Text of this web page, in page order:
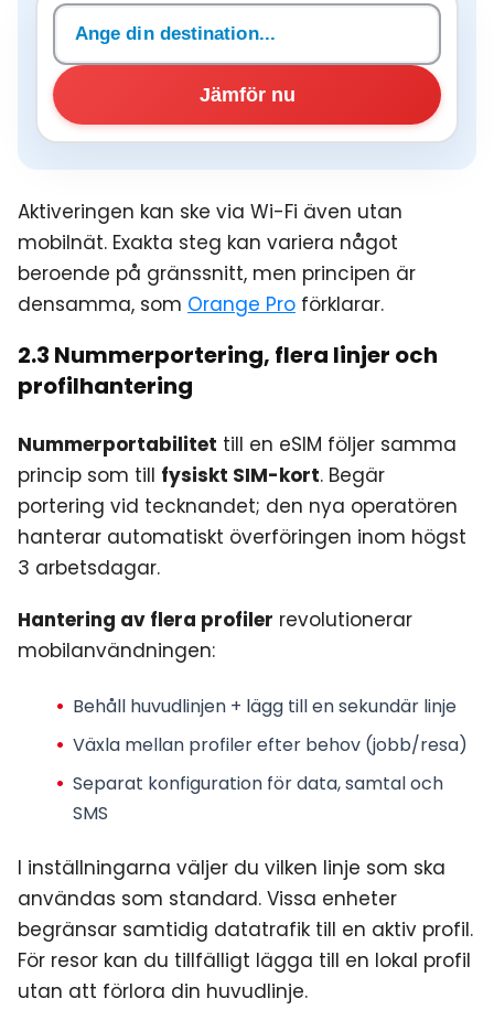
Sök destination
Jämför nu
Aktiveringen kan ske via Wi-Fi även utan
mobilnät. Exakta steg kan variera något
beroende på gränssnitt, men principen är
densamma, som Orange Pro förklarar.
2.3 Nummerportering, flera linjer och
profilhantering
Nummerportabilitet till en eSIM följer samma
princip som till fysiskt SIM-kort. Begär
portering vid tecknandet; den nya operatören
hanterar automatiskt överföringen inom högst
3 arbetsdagar.
Hantering av flera profiler revolutionerar
mobilanvändningen:
Behåll huvudlinjen + lägg till en sekundär linje
Växla mellan profiler efter behov (jobb/resa)
Separat konfiguration för data, samtal och
SMS
I inställningarna väljer du vilken linje som ska
användas som standard. Vissa enheter
begränsar samtidig datatrafik till en aktiv profil.
För resor kan du tillfälligt lägga till en lokal profil
utan att förlora din huvudlinje.